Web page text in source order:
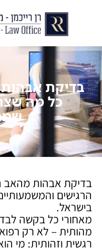
בדיקת
כל מה
בדיקת אבהות מהאב
הרגישים
בישראל.
מאחורי כל בקשה
מהותית – לא רק
רגשית וזהותית: מי